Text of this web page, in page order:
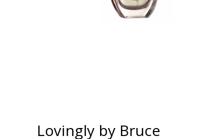
Lovingly by Bruce